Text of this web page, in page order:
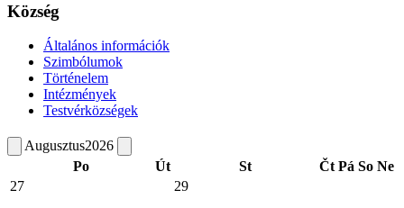
Község
Általános információk
Szimbólumok
Történelem
Intézmények
Testvérközségek
Augusztus2026
Po
Út St Čt Pá So Ne
27
29